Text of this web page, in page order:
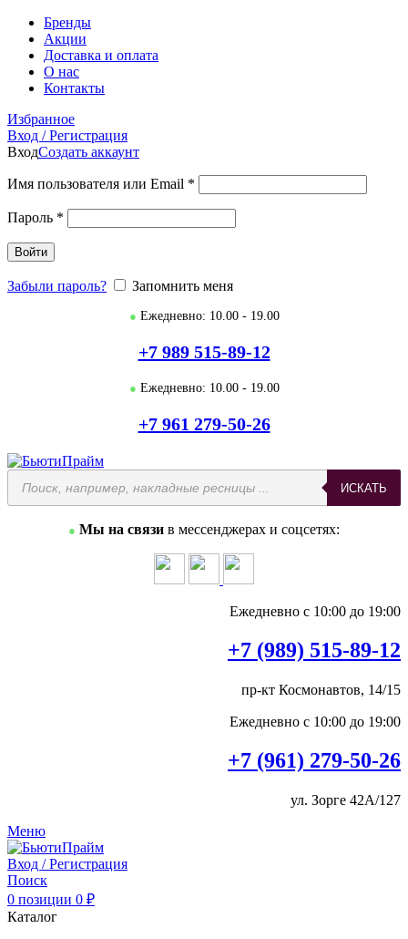
Бренды
Акции
Доставка и оплата
О нас
Контакты
Избранное
Вход / Регистрация
ВходСоздать аккаунт
Имя пользователя или Email *
Пароль *
Войти
Забыли пароль? Запомнить меня
● Ежедневно: 10.00 - 19.00
+7 989 515-89-12
● Ежедневно: 10.00 - 19.00
+7 961 279-50-26
Поиск
товаров
ИСКАТЬ
● Мы на связи в мессенджерах и соцсетях:
Ежедневно с 10:00 до 19:00
+7 (989) 515-89-12
пр-кт Космонавтов, 14/15
Ежедневно с 10:00 до 19:00
+7 (961) 279-50-26
ул. Зорге 42А/127
Меню
Вход / Регистрация
Поиск
0 позиции 0 ₽
Каталог